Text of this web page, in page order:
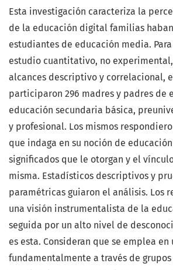
Esta investigación caracteriza la
de la educación digital familias
estudiantes de educación media.
estudio cuantitativo, no
alcances descriptivo y correlacional,
participaron 296 madres y padres de
educación secundaria básica,
y profesional. Los mismos
que indaga en su noción de
significados que le otorgan y el
misma. Estadísticos descriptivos y
paramétricas guiaron el análisis. Los
una visión instrumentalista de la
seguida por un alto nivel de
es esta. Consideran que se emplea
fundamentalmente a través de